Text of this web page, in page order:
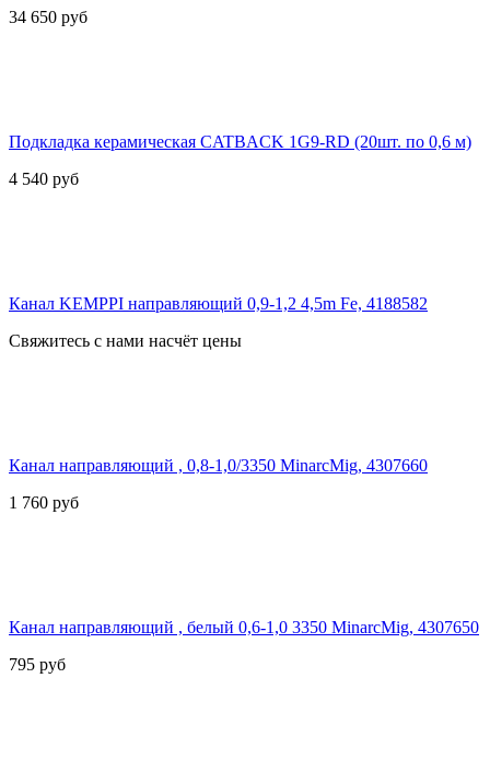
34 650 руб
Подкладка керамическая CATBACK 1G9-RD (20шт. по 0,6 м)
4 540 руб
Канал KEMPPI направляющий 0,9-1,2 4,5m Fe, 4188582
Свяжитесь с нами насчёт цены
Канал направляющий , 0,8-1,0/3350 MinarcMig, 4307660
1 760 руб
Канал направляющий , белый 0,6-1,0 3350 MinarcMig, 4307650
795 руб